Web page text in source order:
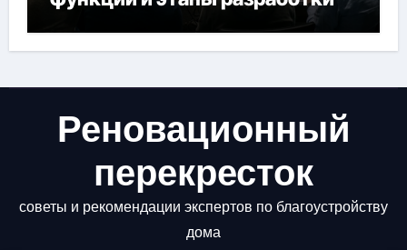
Реновационный
перекресток
советы и рекомендации экспертов по благоустройству
дома